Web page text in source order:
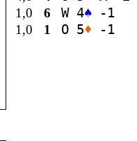
1,0
6 W 4♠ -1
1,0
1 O 5♦ -1